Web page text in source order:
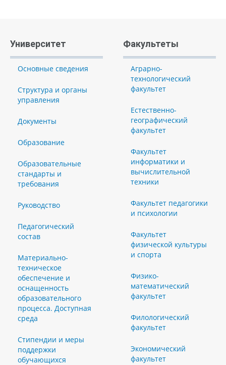
Университет
Основные сведения
Структура и органы
управления
Документы
Образование
Образовательные
стандарты и
требования
Руководство
Педагогический
состав
Материально-
техническое
обеспечение и
оснащенность
образовательного
процесса. Доступная
среда
Стипендии и меры
поддержки
обучающихся
Факультеты
Аграрно-
технологический
факультет
Естественно-
географический
факультет
Факультет
информатики и
вычислительной
техники
Факультет педагогики
и психологии
Факультет
физической культуры
и спорта
Физико-
математический
факультет
Филологический
факультет
Экономический
факультет